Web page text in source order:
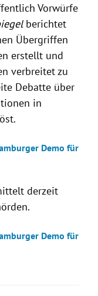
Vorwürfe
berichtet
Übergriffen
erstellt und
verbreitet zu
Debatte über
in
Demo für
derzeit
Demo für